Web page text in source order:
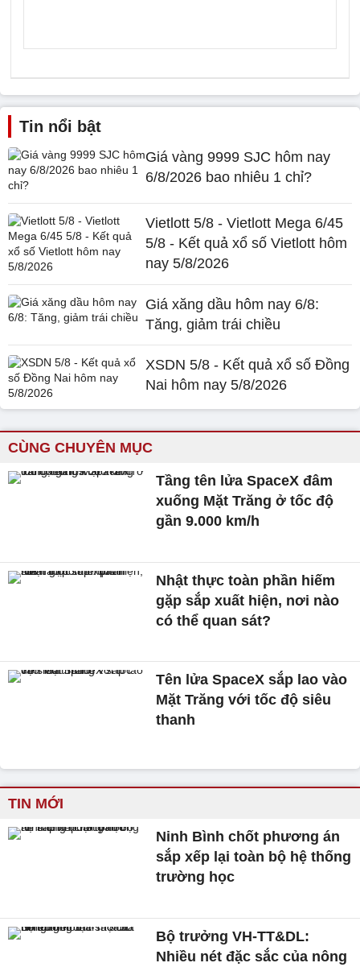
Tin nổi bật
Giá vàng 9999 SJC hôm nay
6/8/2026 bao nhiêu 1 chỉ?
Vietlott 5/8 - Vietlott Mega 6/45
5/8 - Kết quả xổ số Vietlott hôm
nay 5/8/2026
Giá xăng dầu hôm nay 6/8:
Tăng, giảm trái chiều
XSDN 5/8 - Kết quả xổ số Đồng
Nai hôm nay 5/8/2026
CÙNG CHUYÊN MỤC
Tầng tên lửa SpaceX đâm
xuống Mặt Trăng ở tốc độ
gần 9.000 km/h
Nhật thực toàn phần hiếm
gặp sắp xuất hiện, nơi nào
có thể quan sát?
Tên lửa SpaceX sắp lao vào
Mặt Trăng với tốc độ siêu
thanh
TIN MỚI
Ninh Bình chốt phương án
sắp xếp lại toàn bộ hệ thống
trường học
Bộ trưởng VH-TT&DL:
Nhiều nét đặc sắc của nông